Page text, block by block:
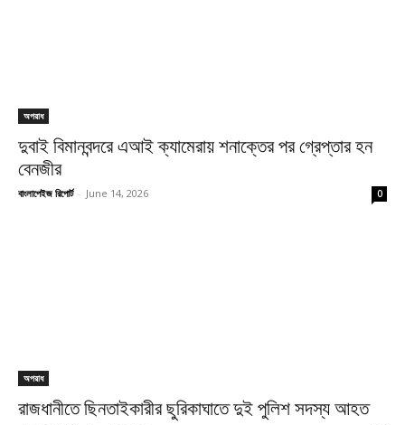
অপরাধ
দুবাই বিমানবন্দরে এআই ক্যামেরায় শনাক্তের পর গ্রেপ্তার হন
বেনজীর
বাংলাপেইজ রিপোর্ট - June 14, 2026 0
অপরাধ
রাজধানীতে ছিনতাইকারীর ছুরিকাঘাতে দুই পুলিশ সদস্য আহত